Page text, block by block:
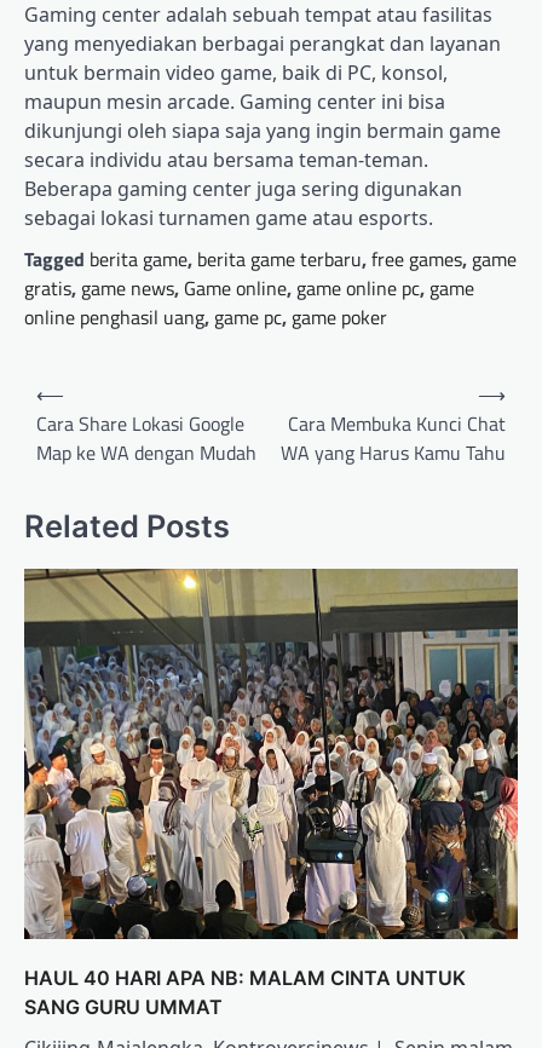
Gaming center adalah sebuah tempat atau fasilitas
yang menyediakan berbagai perangkat dan layanan
untuk bermain video game, baik di PC, konsol,
maupun mesin arcade. Gaming center ini bisa
dikunjungi oleh siapa saja yang ingin bermain game
secara individu atau bersama teman-teman.
Beberapa gaming center juga sering digunakan
sebagai lokasi turnamen game atau esports.
Tagged berita game, berita game terbaru,free games, game
gratis, game news, Game online, game online pc, game
online penghasil uang, game pc, game poker
Post
navigation
⟵
Cara Share Lokasi Google
Map ke WA dengan Mudah
Cara Membuka Kunci Chat
WA yang Harus Kamu Tahu
⟶
Related Posts
HAUL 40 HARI APA NB: MALAM CINTA UNTUK
SANG GURU UMMAT